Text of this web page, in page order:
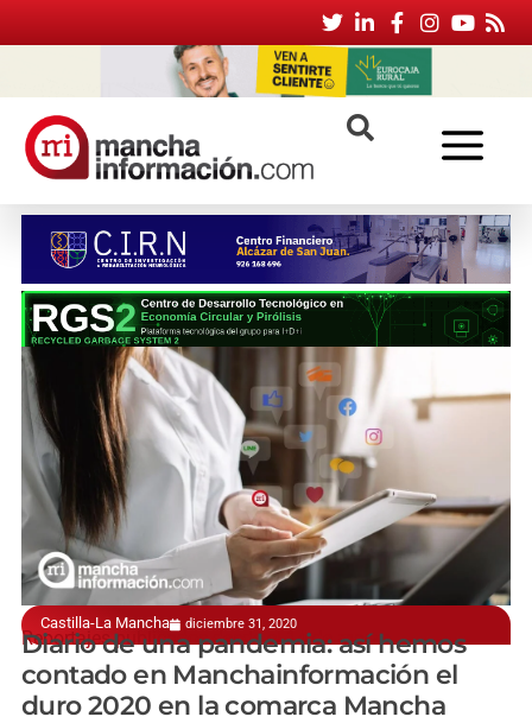
Castilla-La Mancha diciembre 31, 2020
Reportajes publicados desde el 14 de marzo
Diario de una pandemia: así hemos
contado en Manchainformación el
duro 2020 en la comarca Mancha